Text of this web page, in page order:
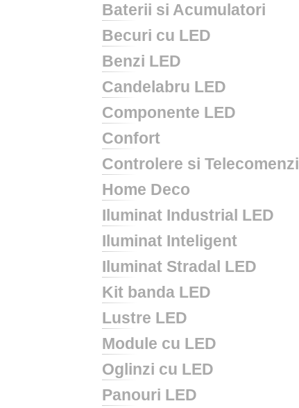
Baterii si Acumulatori
Becuri cu LED
Benzi LED
Candelabru LED
Componente LED
Confort
Controlere si Telecomenzi
Home Deco
Iluminat Industrial LED
Iluminat Inteligent
Iluminat Stradal LED
Kit banda LED
Lustre LED
Module cu LED
Oglinzi cu LED
Panouri LED